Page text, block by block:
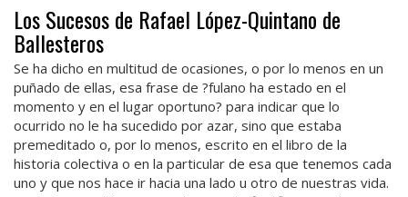
Los Sucesos de Rafael López-Quintano de
Ballesteros
Se ha dicho en multitud de ocasiones, o por lo menos en un
puñado de ellas, esa frase de ?fulano ha estado en el
momento y en el lugar oportuno? para indicar que lo
ocurrido no le ha sucedido por azar, sino que estaba
premeditado o, por lo menos, escrito en el libro de la
historia colectiva o en la particular de esa que tenemos cada
uno y que nos hace ir hacia una lado u otro de nuestras vida.